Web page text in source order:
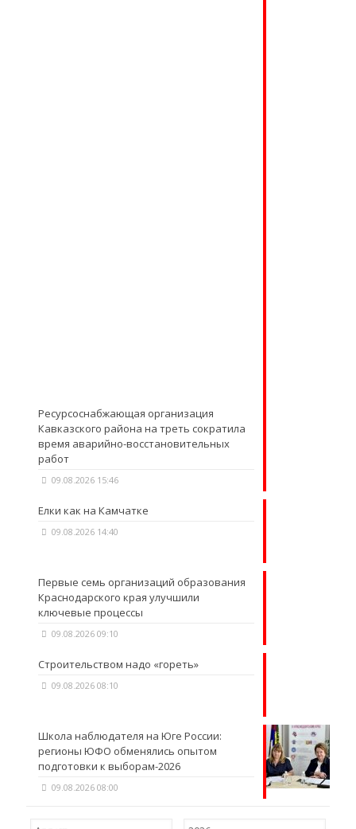
Ресурсоснабжающая организация
Кавказского района на треть сократила
время аварийно-восстановительных
работ
09.08.2026 15:46
Елки как на Камчатке
09.08.2026 14:40
Первые семь организаций образования
Краснодарского края улучшили
ключевые процессы
09.08.2026 09:10
Строительством надо «гореть»
09.08.2026 08:10
Школа наблюдателя на Юге России:
регионы ЮФО обменялись опытом
подготовки к выборам-2026
09.08.2026 08:00